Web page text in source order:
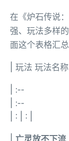
在《炉石传说
强、玩法多样
面这个表格汇
| 玩法 玩法名
| :--
| :--
| : | : |
亡灵放不下流